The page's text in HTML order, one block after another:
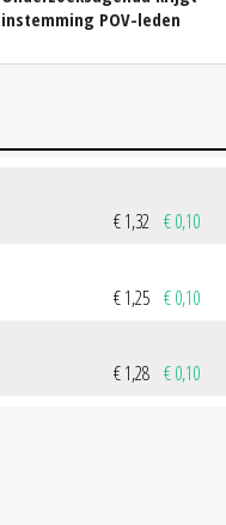
instemming POV-leden
€ 1,32 € 0,10
€ 1,25 € 0,10
€ 1,28 € 0,10